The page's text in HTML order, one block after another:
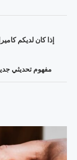
إذا كان لديكم كاميرا Gopro سيمكنكم ربح بعض المال بواسطتها :
مفهوم تحديثي